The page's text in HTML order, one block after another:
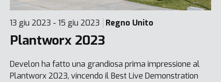
13 giu 2023 - 15 giu 2023 Regno Unito
Plantworx 2023
Develon ha fatto una grandiosa prima impressione al
Plantworx 2023, vincendo il Best Live Demonstration